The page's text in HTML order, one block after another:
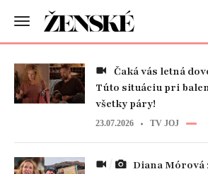
Túto situáciu pri
všetky páry!
23.07.2026 TV JOJ